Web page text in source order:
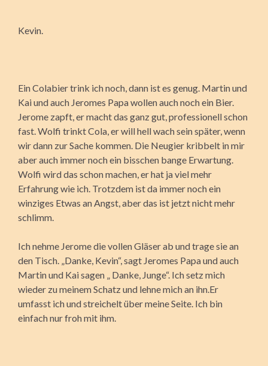
Kevin.
Ein Colabier trink ich noch, dann ist es genug. Martin und
Kai und auch Jeromes Papa wollen auch noch ein Bier.
Jerome zapft, er macht das ganz gut, professionell schon
fast. Wolfi trinkt Cola, er will hell wach sein später, wenn
wir dann zur Sache kommen. Die Neugier kribbelt in mir
aber auch immer noch ein bisschen bange Erwartung.
Wolfi wird das schon machen, er hat ja viel mehr
Erfahrung wie ich. Trotzdem ist da immer noch ein
winziges Etwas an Angst, aber das ist jetzt nicht mehr
schlimm.
Ich nehme Jerome die vollen Gläser ab und trage sie an
den Tisch. „Danke, Kevin“, sagt Jeromes Papa und auch
Martin und Kai sagen „ Danke, Junge“. Ich setz mich
wieder zu meinem Schatz und lehne mich an ihn.Er
umfasst ich und streichelt über meine Seite. Ich bin
einfach nur froh mit ihm.